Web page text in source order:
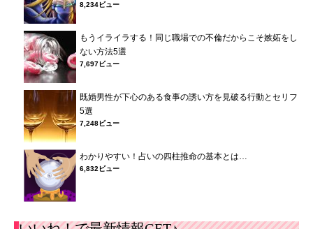
8,234ビュー
もうイライラする！同じ職場での不倫だからこそ嫉妬をし
ない方法5選
7,697ビュー
既婚男性が下心のある食事の誘い方を見破る行動とセリフ
5選
7,248ビュー
わかりやすい！占いの四柱推命の基本とは…
6,832ビュー